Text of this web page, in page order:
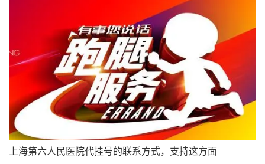
上海第六人民医院代挂号的联系方式，支持这方面